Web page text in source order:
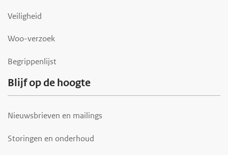
e
r
Veiligheid
Woo-verzoek
Begrippenlijst
Blijf op de hoogte
Nieuwsbrieven en mailings
Storingen en onderhoud